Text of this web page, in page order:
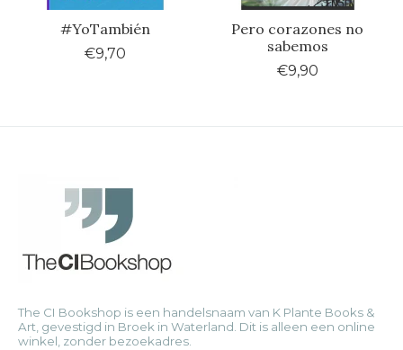
#YoTambién
€9,70
Pero corazones no
sabemos
€9,90
The CI Bookshop is een handelsnaam van K Plante Books &
Art, gevestigd in Broek in Waterland. Dit is alleen een online
winkel, zonder bezoekadres.